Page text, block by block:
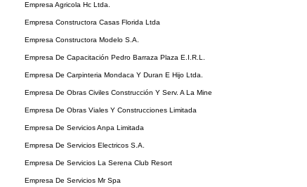
Empresa Agricola Hc Ltda.
Empresa Constructora Casas Florida Ltda
Empresa Constructora Modelo S.A.
Empresa De Capacitación Pedro Barraza Plaza E.I.R.L.
Empresa De Carpinteria Mondaca Y Duran E Hijo Ltda.
Empresa De Obras Civiles Construcción Y Serv. A La Mine
Empresa De Obras Viales Y Construcciones Limitada
Empresa De Servicios Anpa Limitada
Empresa De Servicios Electricos S.A.
Empresa De Servicios La Serena Club Resort
Empresa De Servicios Mr Spa